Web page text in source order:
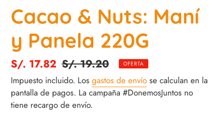
Cacao & Nuts: Maní
y Panela 220G
Precio
de
venta
S/. 17.82 Precio
habitual
S/. 19.20 OFERTA
Impuesto incluido. Los gastos de envío se calculan en la
pantalla de pagos. La campaña #DonemosJuntos no
tiene recargo de envío.